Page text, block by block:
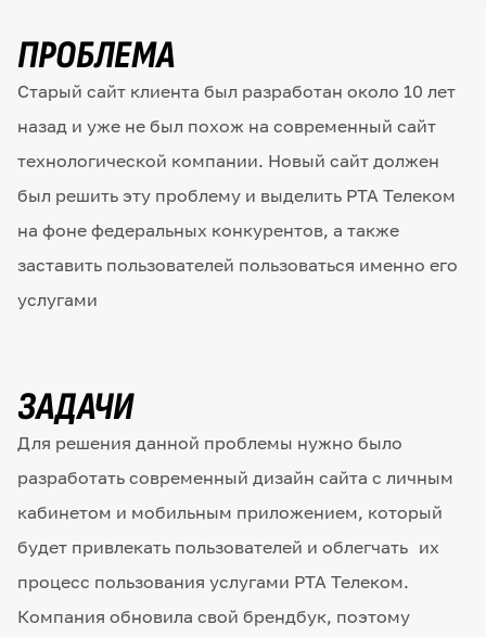
ПРОБЛЕМА
Старый сайт клиента был разработан около 10 лет
назад и уже не был похож на современный сайт
технологической компании. Новый сайт должен
был решить эту проблему и выделить РТА Телеком
на фоне федеральных конкурентов, а также
заставить пользователей пользоваться именно его
услугами
ЗАДАЧИ
Для решения данной проблемы нужно было
разработать современный дизайн сайта с личным
кабинетом и мобильным приложением, который
будет привлекать пользователей и облегчать их
процесс пользования услугами РТА Телеком.
Компания обновила свой брендбук, поэтому